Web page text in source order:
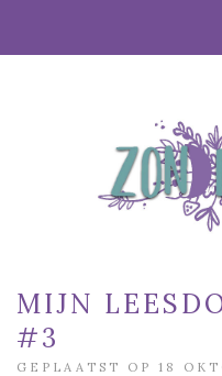
MIJN
#3
GEPLAATST OP 18